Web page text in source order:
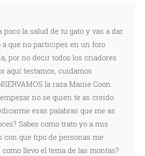
la salud de tu gato y vas a dar
que no participes en un foro
por no decir todos los criadores
aquí testamos, cuidamos
la raza Maine Coon.
no se quien te as creido
esas palabras que me as
Sabes como trato yo a mis
con que tipo de personas me
como llevo el tema de las montas?